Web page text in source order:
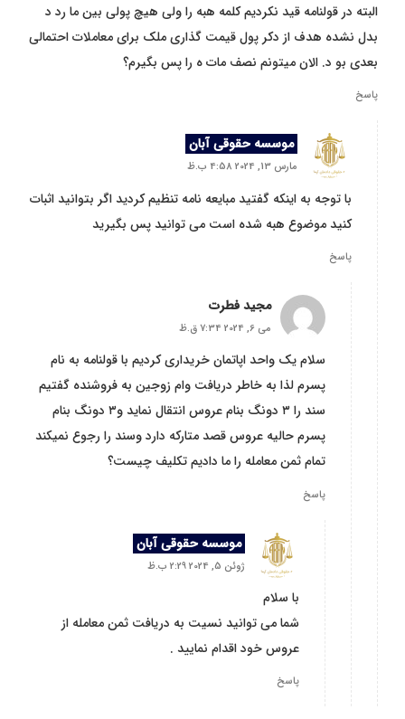
البته در قولنامه قید نکردیم کلمه هبه را ولی هیچ پولی بین ما رد د
بدل نشده هدف از دکر پول قیمت گذاری ملک برای معاملات احتمالی
بعدی بو د. الان میتونم نصف مات ه را پس بگیرم؟
پاسخ
موسسه حقوقی آبان
مارس 13, 2024 4:58 ب.ظ
با توجه به اینکه گفتید مبایعه نامه تنظیم کردید اگر بتوانید اثبات
کنید موضوع هبه شده است می توانید پس بگیرید
پاسخ
مجید فطرت
می 6, 2024 7:34 ق.ظ
سلام یک واحد اپاتمان خریداری کردیم با قولنامه به نام
پسرم لذا به خاطر دریافت وام زوجین به فروشنده گفتیم
سند را ۳ دونگ بنام عروس انتقال نماید و۳ دونگ بنام
پسرم حالیه عروس قصد متارکه دارد وسند را رجوع نمیکند
تمام ثمن معامله را ما دادیم تکلیف چیست؟
پاسخ
موسسه حقوقی آبان
ژوئن 5, 2024 2:29 ب.ظ
با سلام
شما می توانید نسیت به دریافت ثمن معامله از
عروس خود اقدام نمایید .
پاسخ